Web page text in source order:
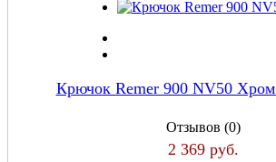
Крючок Remer 900 NV50 Хром
Отзывов (0)
2 369 руб.